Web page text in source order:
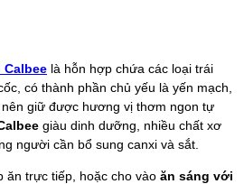
Calbee là hỗn hợp chứa các loại trái
có thành phần chủ yếu là yến mạch,
giữ được hương vị thơm ngon tự
giàu dinh dưỡng, nhiều chất xơ
người cần bổ sung canxi và sắt.
ăn trực tiếp, hoặc cho vào ăn sáng với